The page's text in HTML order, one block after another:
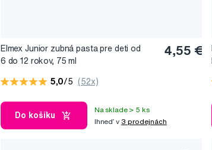
Elmex Junior zubná pasta pre deti od
6 do 12 rokov, 75 ml
4,55 €
5,0/5 (52x)
Do košíku
Na sklade > 5 ks
Ihneď v 3 prodejnách